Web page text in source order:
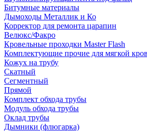
Битумные материалы
Дымоходы Металлик и Ко
Корректор для ремонта царапин
Велюкс/Факро
Кровельные проходки Master Flash
Комплектующие прочие для мягкой
Кожух на трубу
Скатный
Сегментный
Прямой
Комплект обхода трубы
Модуль обхода трубы
Оклад трубы
Дымники (флюгарка)